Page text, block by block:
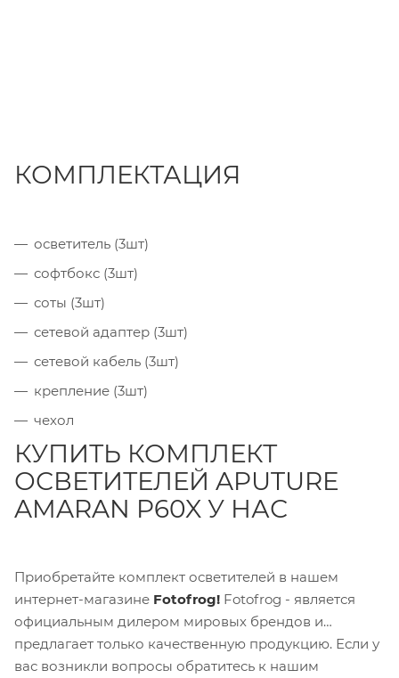
КОМПЛЕКТАЦИЯ
осветитель (3шт)
софтбокс (3шт)
соты (3шт)
сетевой адаптер (3шт)
сетевой кабель (3шт)
крепление (3шт)
чехол
КУПИТЬ КОМПЛЕКТ
ОСВЕТИТЕЛЕЙ APUTURE
AMARAN P60X У НАС
Приобретайте комплект осветителей в нашем
интернет-магазине Fotofrog! Fotofrog - является
официальным дилером мировых брендов и
предлагает только качественную продукцию. Если у
вас возникли вопросы обратитесь к нашим